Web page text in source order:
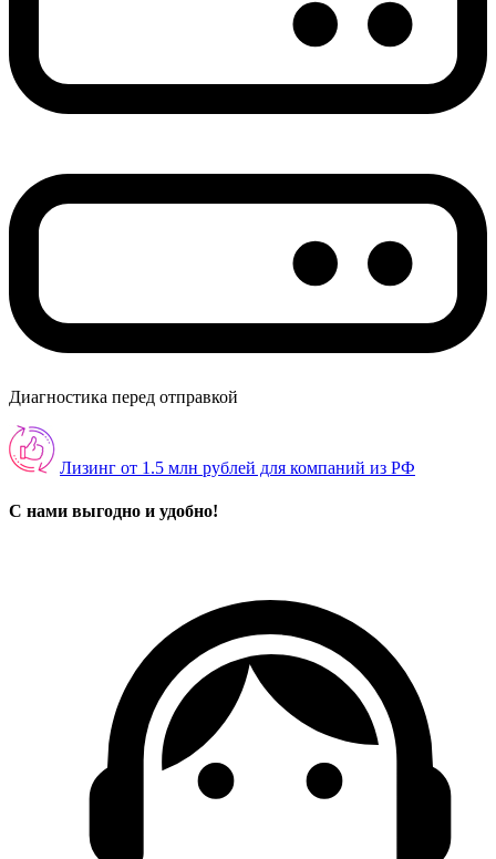
Диагностика перед отправкой
Лизинг от 1.5 млн рублей для компаний из РФ
С нами выгодно и удобно!